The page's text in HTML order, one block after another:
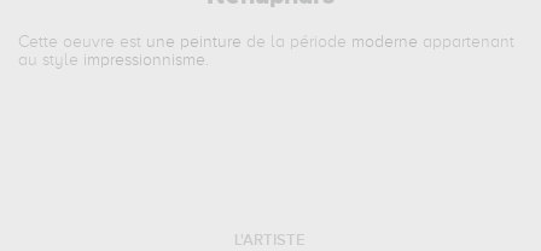
Cette oeuvre est une peinture de la période moderne appartenant
au style impressionnisme.
L'ARTISTE